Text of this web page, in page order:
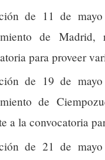
de 11 de
de Madrid,
para proveer
de 19 de
de
a la convocatoria
de 21 de